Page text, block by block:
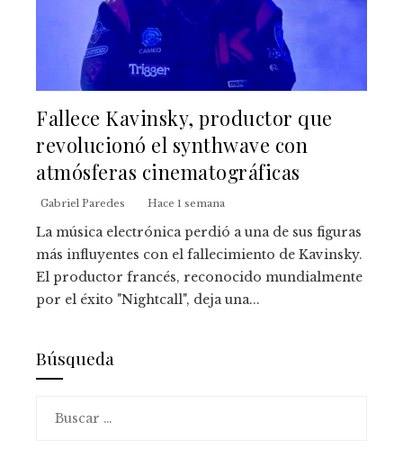
Fallece Kavinsky, productor que
revolucionó el synthwave con
atmósferas cinematográficas
Gabriel Paredes Hace 1 semana
La música electrónica perdió a una de sus figuras
más influyentes con el fallecimiento de Kavinsky.
El productor francés, reconocido mundialmente
por el éxito "Nightcall", deja una...
Búsqueda